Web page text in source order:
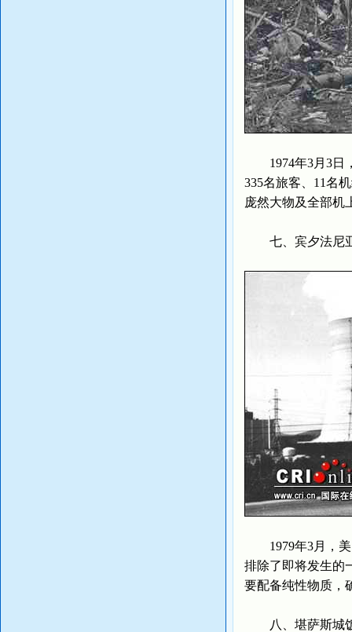
1974年3月3日，
335名旅客、11名
庞然大物及全部机
七、宾夕法尼亚
1979年3月，美
排除了即将发生的
要配备纯性物质，
八、堪萨斯城饭